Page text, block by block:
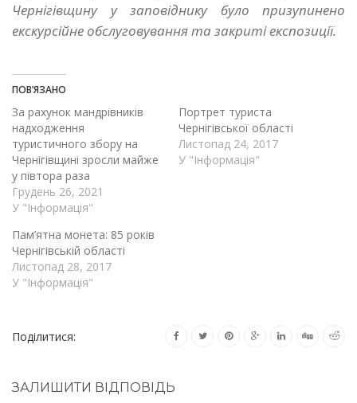
Чернігівщину у заповіднику було призупинено
екскурсійне обслуговування та закриті експозиції.
ПОВ’ЯЗАНО
За рахунок мандрівників
надходження
туристичного збору на
Чернігівщині зросли майже
у півтора раза
Грудень 26, 2021
У "Інформація"
Портрет туриста
Чернігівської області
Листопад 24, 2017
У "Інформація"
Пам’ятна монета: 85 років
Чернігівській області
Листопад 28, 2017
У "Інформація"
Поділитися:
ЗАЛИШИТИ ВІДПОВІДЬ